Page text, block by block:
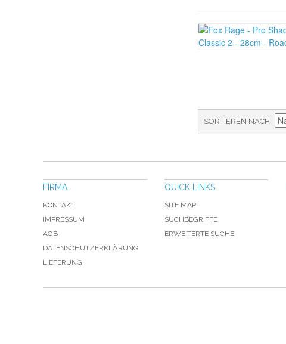
SORTIEREN NACH
FIRMA
KONTAKT
IMPRESSUM
AGB
DATENSCHUTZERKLÄRUNG
LIEFERUNG
QUICK LINKS
SITE MAP
SUCHBEGRIFFE
ERWEITERTE SUCHE